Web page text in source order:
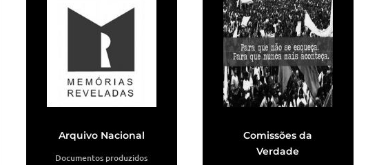
Arquivo Nacional
Documentos produzidos
Comissões da
Verdade